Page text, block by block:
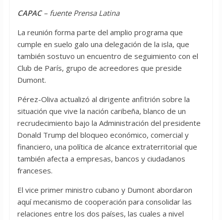
CAPAC– fuente Prensa Latina
La reunión forma parte del amplio programa que
cumple en suelo galo una delegación de la isla, que
también sostuvo un encuentro de seguimiento con el
Club de París, grupo de acreedores que preside
Dumont.
Pérez-Oliva actualizó al dirigente anfitrión sobre la
situación que vive la nación caribeña, blanco de un
recrudecimiento bajo la Administración del presidente
Donald Trump del bloqueo económico, comercial y
financiero, una política de alcance extraterritorial que
también afecta a empresas, bancos y ciudadanos
franceses.
El vice primer ministro cubano y Dumont abordaron
aquí mecanismo de cooperación para consolidar las
relaciones entre los dos países, las cuales a nivel